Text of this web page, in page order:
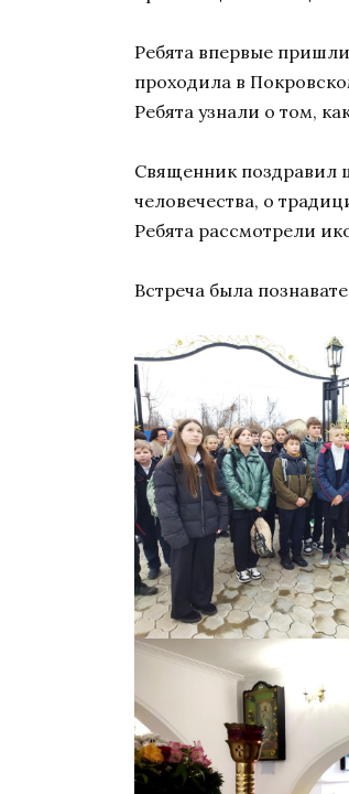
Ребята впервые
проходила в
Ребята узнали о том,
Священник поздравил
человечества, о
Ребята рассмотрели
Встреча была